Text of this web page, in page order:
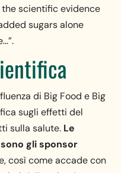
scientific evidence
sugars alone
di Big Food e Big
sugli effetti del
sulla salute. Le
gli sponsor
così come accade con